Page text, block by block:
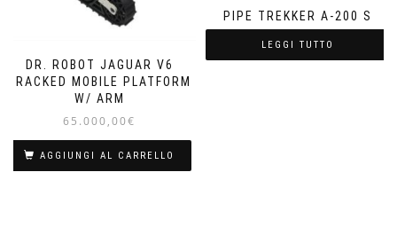
DR. ROBOT JAGUAR V6
TRACKED MOBILE PLATFORM
W/ ARM
65.000,00€
AGGIUNGI AL CARRELLO
PIPE TREKKER A-200 S
LEGGI TUTTO